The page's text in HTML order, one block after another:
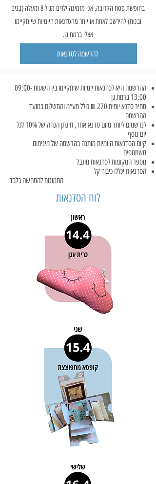
בחופשת פסח הקרובה, אני מזמינה ילדים מגיל 8 ומעלה (בנים
ובנות) להירשם לאחת או יותר מהסדנאות היומיות שייתקיימו
אצלי ברמת גן.
להרשמה לסדנאות
ההרשמה היא לסדנאות יומיות שיתקיימו בין השעות 09:00-
13:00 ברמת גן
מחיר סדנא יומית 270 ₪ כולל מע״מ והתשלום במועד
ההרשמה
לנרשמים ליותר מיום סדנא אחד, תינתן הנחה של 10% לכל
יום נוסף
קיום הסדנאות היומיות מותנה בהרשמה של מינימום
משתתפים
מספר המקומות לסדנאות מוגבל
הסדנאות יכללו כיבוד קל
התמונות להמחשה בלבד
לוח הסדנאות